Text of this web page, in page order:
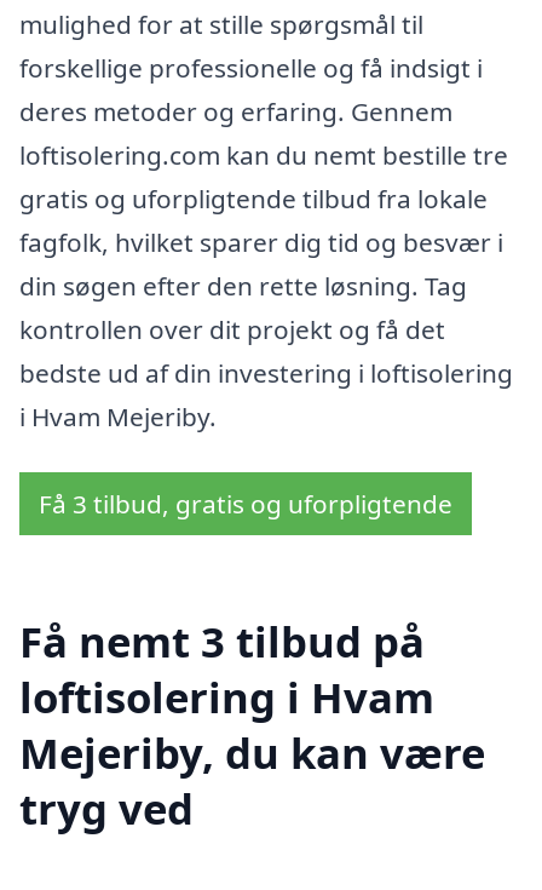
mulighed for at stille spørgsmål til
forskellige professionelle og få indsigt i
deres metoder og erfaring. Gennem
loftisolering.com kan du nemt bestille tre
gratis og uforpligtende tilbud fra lokale
fagfolk, hvilket sparer dig tid og besvær i
din søgen efter den rette løsning. Tag
kontrollen over dit projekt og få det
bedste ud af din investering i loftisolering
i Hvam Mejeriby.
Få 3 tilbud, gratis og uforpligtende
Få nemt 3 tilbud på
loftisolering i Hvam
Mejeriby, du kan være
tryg ved